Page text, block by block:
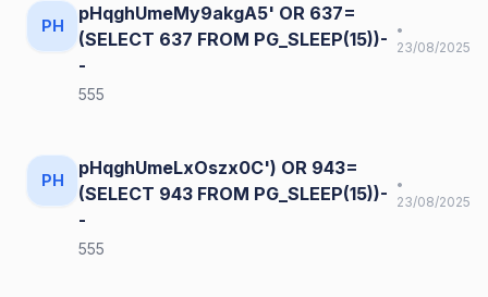
PH
pHqghUmeMy9akgA5' OR 637=
(SELECT 637 FROM PG_SLEEP(15))-
-
•
23/08/2025
555
PH
pHqghUmeLxOszx0C') OR 943=
(SELECT 943 FROM PG_SLEEP(15))-
-
•
23/08/2025
555